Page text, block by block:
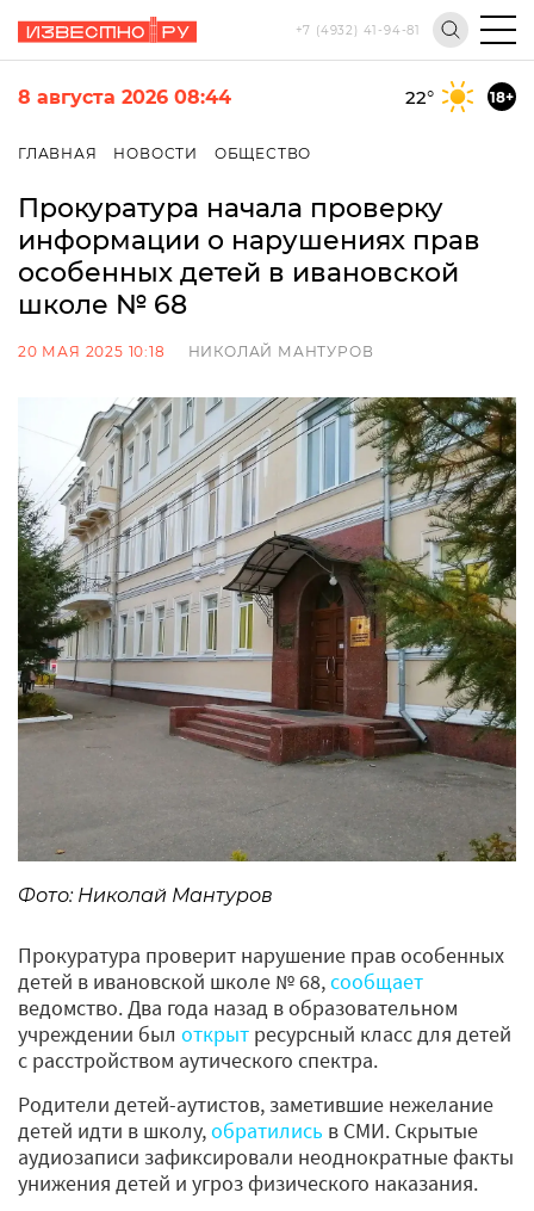
+7 (4932) 41-94-81
8 августа 2026 08:44 22° 18+
ГЛАВНАЯ НОВОСТИ ОБЩЕСТВО
Прокуратура начала проверку
информации о нарушениях прав
особенных детей в ивановской
школе № 68
20 МАЯ 2025 10:18 НИКОЛАЙ МАНТУРОВ
Фото: Николай Мантуров
Прокуратура проверит нарушение прав особенных
детей в ивановской школе № 68,сообщает
ведомство. Два года назад в образовательном
учреждении был открыт ресурсный класс для детей
с расстройством аутического спектра.
Родители детей-аутистов, заметившие нежелание
детей идти в школу,обратились в СМИ. Скрытые
аудиозаписи зафиксировали неоднократные факты
унижения детей и угроз физического наказания.